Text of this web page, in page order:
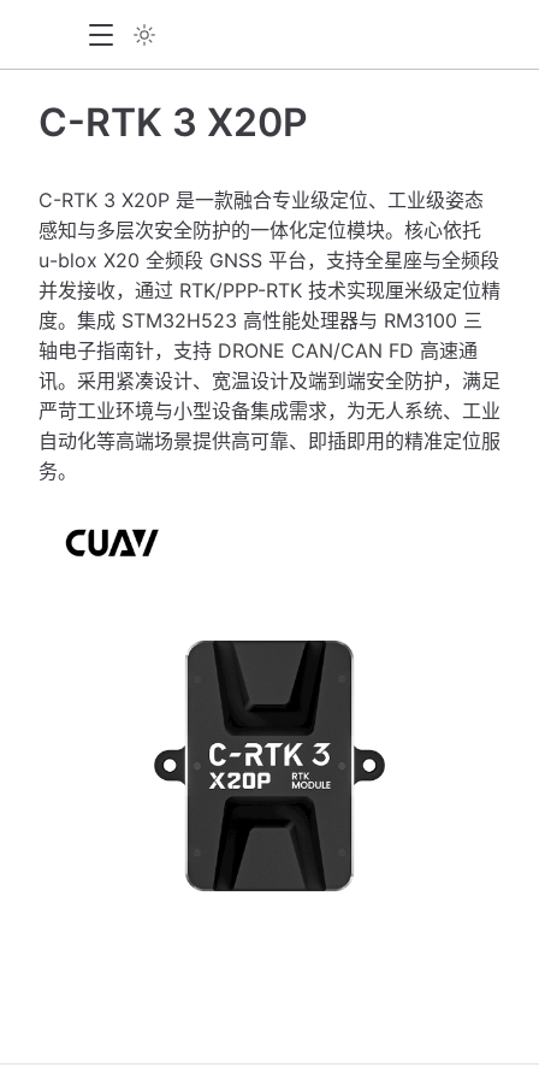
C-RTK 3 X20P
C-RTK 3 X20P 是一款融合专业级定位、工业级姿态
感知与多层次安全防护的一体化定位模块。核心依托
u-blox X20 全频段 GNSS 平台，支持全星座与全频段
并发接收，通过 RTK/PPP-RTK 技术实现厘米级定位精
度。集成 STM32H523 高性能处理器与 RM3100 三
轴电子指南针，支持 DRONE CAN/CAN FD 高速通
讯。采用紧凑设计、宽温设计及端到端安全防护，满足
严苛工业环境与小型设备集成需求，为无人系统、工业
自动化等高端场景提供高可靠、即插即用的精准定位服
务。